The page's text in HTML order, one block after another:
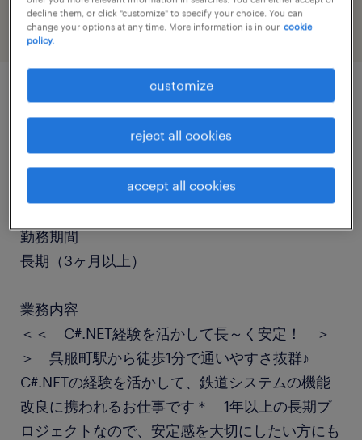
job details
職種
SE（ビジネスアプリケーション系）
勤務期間
長期（3ヶ月以上）
業務内容
＜＜ C#.NET経験を活かして長～く安定！ ＞
＞ 呉服町駅から徒歩1分で通いやすさ抜群♪
C#.NETの経験を活かして、鉄道システムの機能
改良に携われるお仕事です＊ 1年以上の長期プ
ロジェクトなので、安定感を大切にしたい方にも
decline them, or click "customize" to specify your choice. You can
change your options at any time. More information is in our cookie
policy.
customize
reject all cookies
accept all cookies